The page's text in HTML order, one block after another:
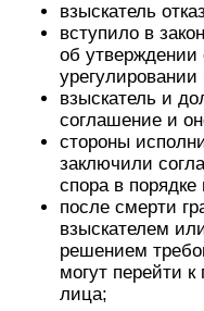
взыскатель
вступило в
об утверждении
взыскатель и
соглашение и
стороны
заключили
спора в
после смерти
взыскателем
решением
могут перейти
лица;